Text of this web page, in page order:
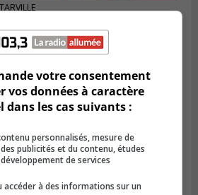
est de retour à Saint-
votre consentement
vos données à caractère
dans les cas suivants :
personnalisés, mesure de
publicités et du contenu, études
développement de services
à des informations sur un